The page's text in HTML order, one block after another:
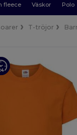
fleece Väskor Polo
T-tröjor